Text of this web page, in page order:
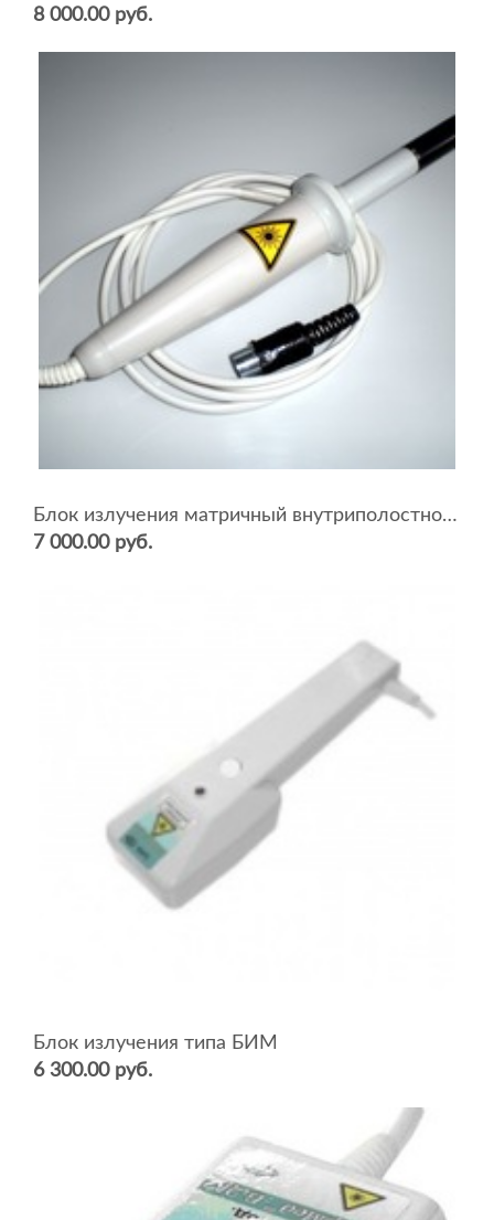
8 000.00 руб.
Блок излучения матричный внутриполостной (БИМВ)
7 000.00 руб.
Блок излучения типа БИМ
6 300.00 руб.